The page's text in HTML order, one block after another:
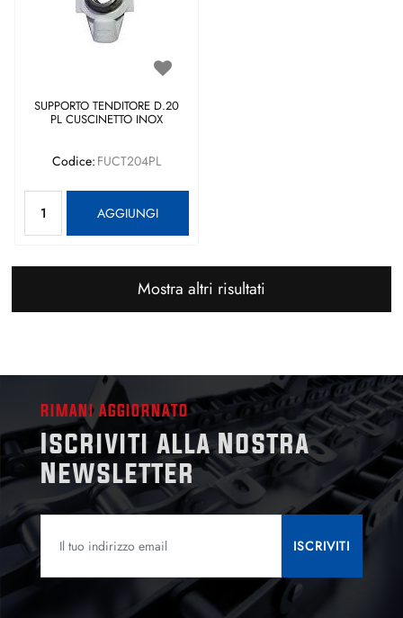
SUPPORTO TENDITORE D.20
PL CUSCINETTO INOX
Codice: FUCT204PL
AGGIUNGI
Mostra altri risultati
RIMANI AGGIORNATO
Iscriviti alla Nostra
Newsletter